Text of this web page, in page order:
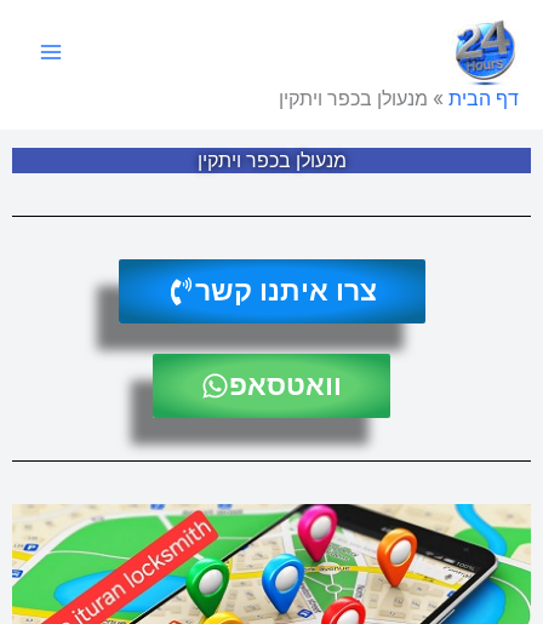
לתוכן
דף הבית » מנעולן בכפר ויתקין
מנעולן בכפר ויתקין
צרו איתנו קשר
וואטסאפ